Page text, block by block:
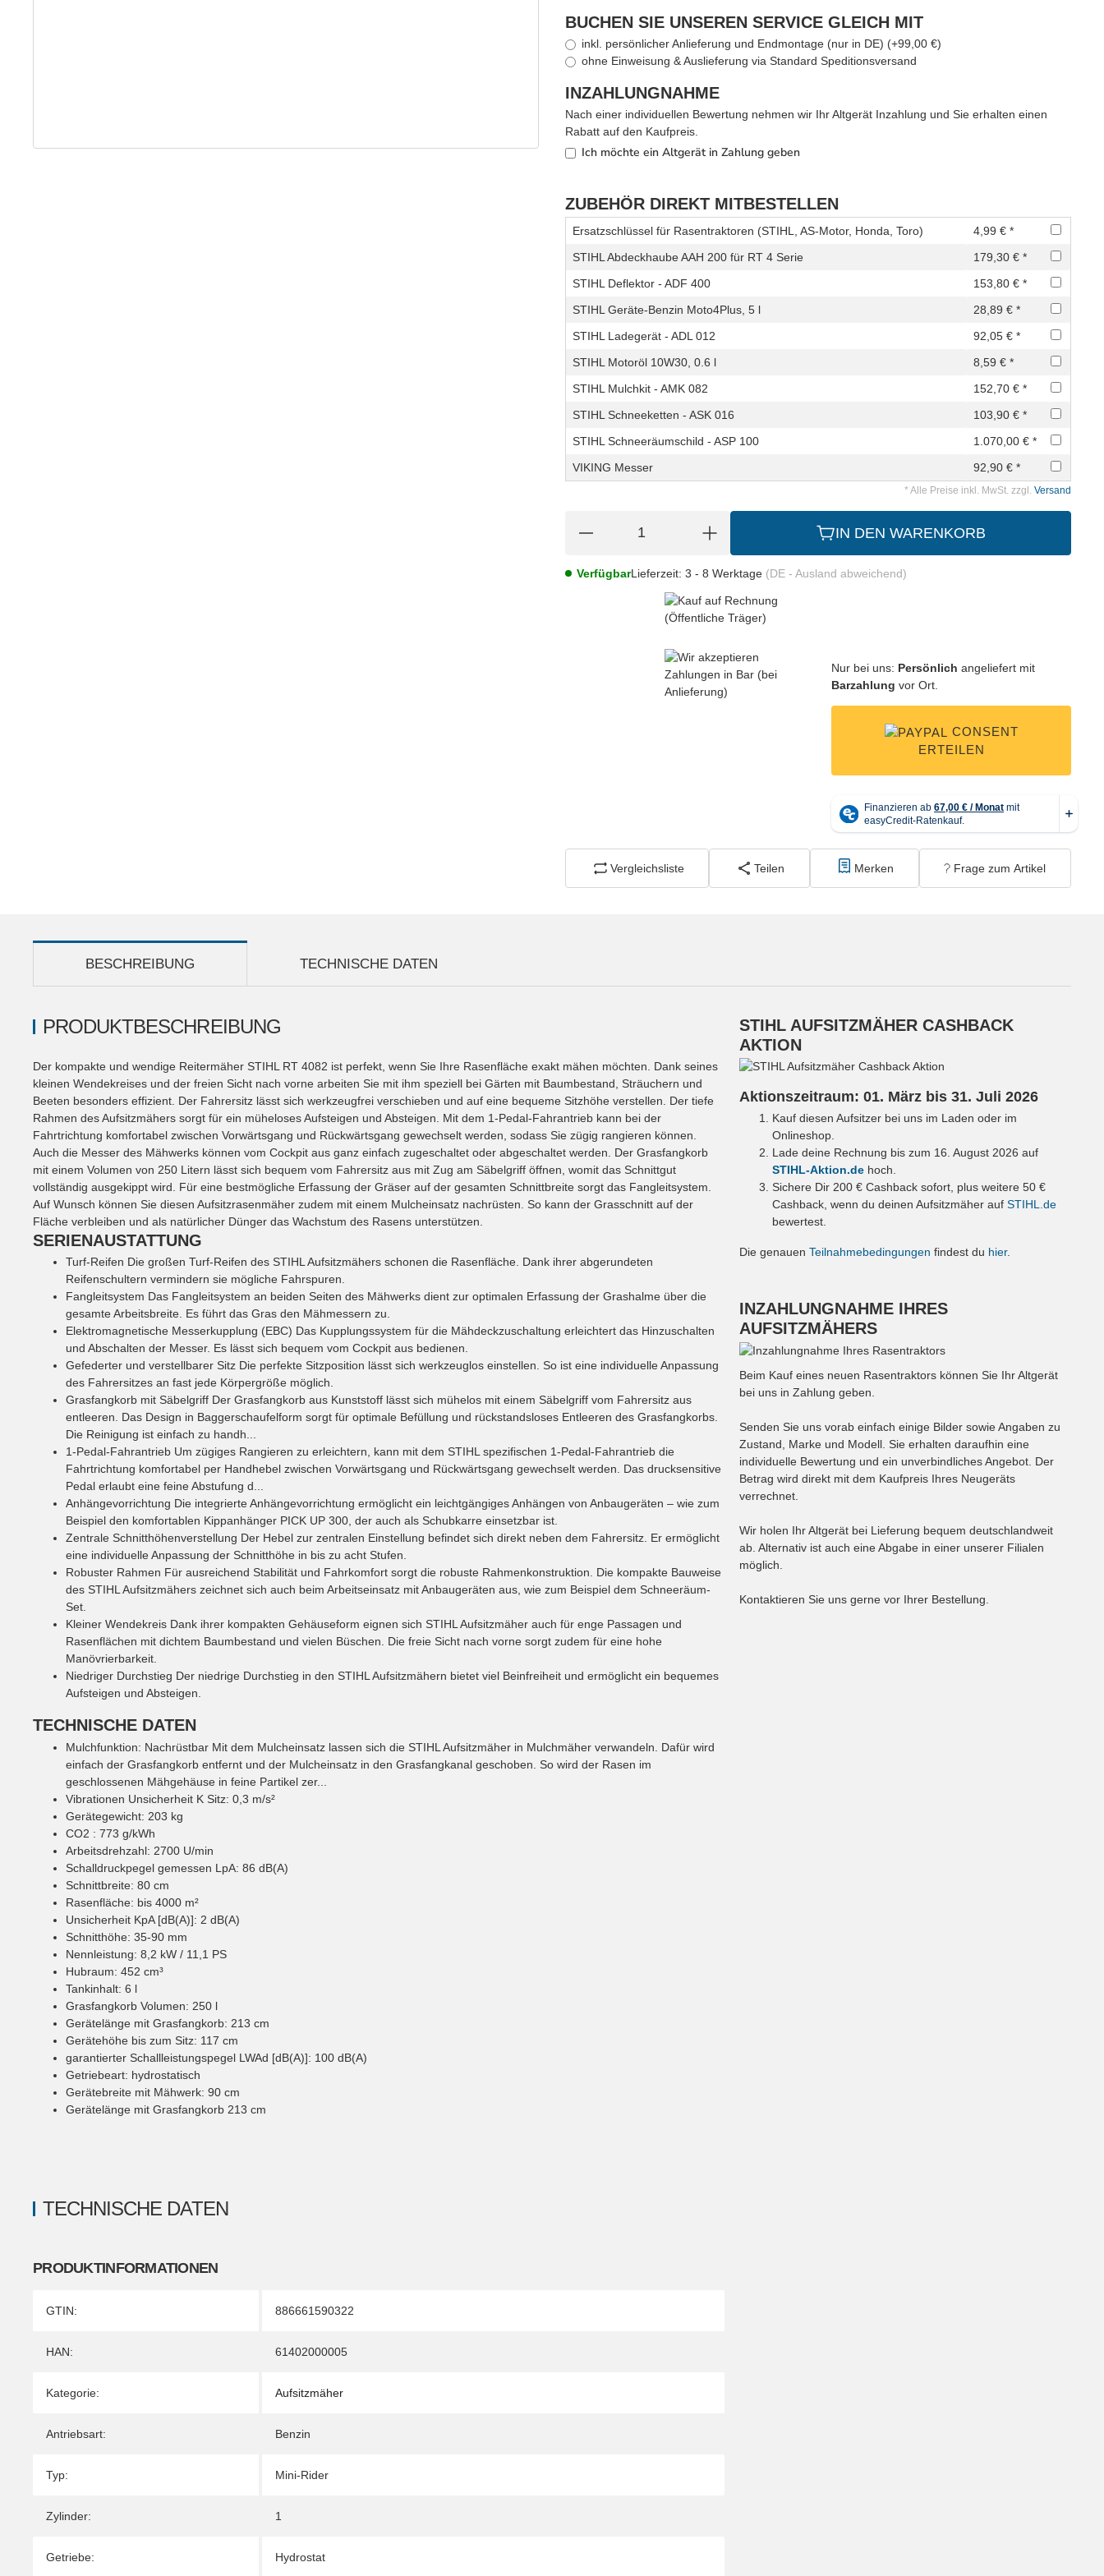
BUCHEN SIE UNSEREN SERVICE GLEICH MIT
inkl. persönlicher Anlieferung und Endmontage (nur in DE) (+99,00 €)
ohne Einweisung & Auslieferung via Standard Speditionsversand
INZAHLUNGNAHME
Nach einer individuellen Bewertung nehmen wir Ihr Altgerät Inzahlung und Sie erhalten einen
Rabatt auf den Kaufpreis.
Ich möchte ein Altgerät in Zahlung geben
ZUBEHÖR DIREKT MITBESTELLEN
Ersatzschlüssel für Rasentraktoren (STIHL, AS-Motor, Honda, Toro)
4,99 € *
STIHL Abdeckhaube AAH 200 für RT 4 Serie
179,30 € *
STIHL Deflektor - ADF 400
153,80 € *
STIHL Geräte-Benzin Moto4Plus, 5 l
28,89 € *
STIHL Ladegerät - ADL 012
92,05 € *
STIHL Motoröl 10W30, 0.6 l
8,59 € *
STIHL Mulchkit - AMK 082
152,70 € *
STIHL Schneeketten - ASK 016
103,90 € *
STIHL Schneeräumschild - ASP 100
1.070,00 € *
VIKING Messer
92,90 € *
* Alle Preise inkl. MwSt. zzgl. Versand
IN DEN WARENKORB
VerfügbarLieferzeit: 3 - 8 Werktage (DE - Ausland abweichend)
Nur bei uns: Persönlich angeliefert mit
Barzahlung vor Ort.
CONSENT
ERTEILEN
Vergleichsliste Teilen Merken Frage zum Artikel
TECHNISCHE DATEN
BESCHREIBUNG
TECHNISCHE DATEN
PRODUKTINFORMATIONEN
Produkteigenschaft
Wert
GTIN: 886661590322
HAN: 61402000005
Kategorie: Aufsitzmäher
Antriebsart: Benzin
Typ: Mini-Rider
Zylinder: 1
Getriebe: Hydrostat
PRODUKTBESCHREIBUNG
Der kompakte und wendige Reitermäher STIHL RT 4082 ist perfekt, wenn Sie Ihre Rasenfläche exakt mähen möchten. Dank seines
kleinen Wendekreises und der freien Sicht nach vorne arbeiten Sie mit ihm speziell bei Gärten mit Baumbestand, Sträuchern und
Beeten besonders effizient. Der Fahrersitz lässt sich werkzeugfrei verschieben und auf eine bequeme Sitzhöhe verstellen. Der tiefe
Rahmen des Aufsitzmähers sorgt für ein müheloses Aufsteigen und Absteigen. Mit dem 1-Pedal-Fahrantrieb kann bei der
Fahrtrichtung komfortabel zwischen Vorwärtsgang und Rückwärtsgang gewechselt werden, sodass Sie zügig rangieren können.
Auch die Messer des Mähwerks können vom Cockpit aus ganz einfach zugeschaltet oder abgeschaltet werden. Der Grasfangkorb
mit einem Volumen von 250 Litern lässt sich bequem vom Fahrersitz aus mit Zug am Säbelgriff öffnen, womit das Schnittgut
vollständig ausgekippt wird. Für eine bestmögliche Erfassung der Gräser auf der gesamten Schnittbreite sorgt das Fangleitsystem.
Auf Wunsch können Sie diesen Aufsitzrasenmäher zudem mit einem Mulcheinsatz nachrüsten. So kann der Grasschnitt auf der
Fläche verbleiben und als natürlicher Dünger das Wachstum des Rasens unterstützen.
SERIENAUSTATTUNG
Turf-Reifen Die großen Turf-Reifen des STIHL Aufsitzmähers schonen die Rasenfläche. Dank ihrer abgerundeten
Reifenschultern vermindern sie mögliche Fahrspuren.
Fangleitsystem Das Fangleitsystem an beiden Seiten des Mähwerks dient zur optimalen Erfassung der Grashalme über die
gesamte Arbeitsbreite. Es führt das Gras den Mähmessern zu.
Elektromagnetische Messerkupplung (EBC) Das Kupplungssystem für die Mähdeckzuschaltung erleichtert das Hinzuschalten
und Abschalten der Messer. Es lässt sich bequem vom Cockpit aus bedienen.
Gefederter und verstellbarer Sitz Die perfekte Sitzposition lässt sich werkzeuglos einstellen. So ist eine individuelle Anpassung
des Fahrersitzes an fast jede Körpergröße möglich.
Grasfangkorb mit Säbelgriff Der Grasfangkorb aus Kunststoff lässt sich mühelos mit einem Säbelgriff vom Fahrersitz aus
entleeren. Das Design in Baggerschaufelform sorgt für optimale Befüllung und rückstandsloses Entleeren des Grasfangkorbs.
Die Reinigung ist einfach zu handh...
1-Pedal-Fahrantrieb Um zügiges Rangieren zu erleichtern, kann mit dem STIHL spezifischen 1-Pedal-Fahrantrieb die
Fahrtrichtung komfortabel per Handhebel zwischen Vorwärtsgang und Rückwärtsgang gewechselt werden. Das drucksensitive
Pedal erlaubt eine feine Abstufung d...
Anhängevorrichtung Die integrierte Anhängevorrichtung ermöglicht ein leichtgängiges Anhängen von Anbaugeräten – wie zum
Beispiel den komfortablen Kippanhänger PICK UP 300, der auch als Schubkarre einsetzbar ist.
Zentrale Schnitthöhenverstellung Der Hebel zur zentralen Einstellung befindet sich direkt neben dem Fahrersitz. Er ermöglicht
eine individuelle Anpassung der Schnitthöhe in bis zu acht Stufen.
Robuster Rahmen Für ausreichend Stabilität und Fahrkomfort sorgt die robuste Rahmenkonstruktion. Die kompakte Bauweise
des STIHL Aufsitzmähers zeichnet sich auch beim Arbeitseinsatz mit Anbaugeräten aus, wie zum Beispiel dem Schneeräum-
Set.
Kleiner Wendekreis Dank ihrer kompakten Gehäuseform eignen sich STIHL Aufsitzmäher auch für enge Passagen und
Rasenflächen mit dichtem Baumbestand und vielen Büschen. Die freie Sicht nach vorne sorgt zudem für eine hohe
Manövrierbarkeit.
Niedriger Durchstieg Der niedrige Durchstieg in den STIHL Aufsitzmähern bietet viel Beinfreiheit und ermöglicht ein bequemes
Aufsteigen und Absteigen.
TECHNISCHE DATEN
Mulchfunktion: Nachrüstbar Mit dem Mulcheinsatz lassen sich die STIHL Aufsitzmäher in Mulchmäher verwandeln. Dafür wird
einfach der Grasfangkorb entfernt und der Mulcheinsatz in den Grasfangkanal geschoben. So wird der Rasen im
geschlossenen Mähgehäuse in feine Partikel zer...
Vibrationen Unsicherheit K Sitz: 0,3 m/s²
Gerätegewicht: 203 kg
CO2 : 773 g/kWh
Arbeitsdrehzahl: 2700 U/min
Schalldruckpegel gemessen LpA: 86 dB(A)
Schnittbreite: 80 cm
Rasenfläche: bis 4000 m²
Unsicherheit KpA [dB(A)]: 2 dB(A)
Schnitthöhe: 35-90 mm
Nennleistung: 8,2 kW / 11,1 PS
Hubraum: 452 cm³
Tankinhalt: 6 l
Grasfangkorb Volumen: 250 l
Gerätelänge mit Grasfangkorb: 213 cm
Gerätehöhe bis zum Sitz: 117 cm
garantierter Schallleistungspegel LWAd [dB(A)]: 100 dB(A)
Getriebeart: hydrostatisch
Gerätebreite mit Mähwerk: 90 cm
Gerätelänge mit Grasfangkorb 213 cm
STIHL AUFSITZMÄHER CASHBACK
AKTION
Aktionszeitraum: 01. März bis 31. Juli 2026
Kauf diesen Aufsitzer bei uns im Laden oder im
Onlineshop.
Lade deine Rechnung bis zum 16. August 2026 auf
STIHL-Aktion.dehoch.
Sichere Dir 200 € Cashback sofort, plus weitere 50 €
Cashback, wenn du deinen Aufsitzmäher auf STIHL.de
bewertest.
Die genauen Teilnahmebedingungen findest du hier.
INZAHLUNGNAHME IHRES
AUFSITZMÄHERS
Beim Kauf eines neuen Rasentraktors können Sie Ihr Altgerät
bei uns in Zahlung geben.
Senden Sie uns vorab einfach einige Bilder sowie Angaben zu
Zustand, Marke und Modell. Sie erhalten daraufhin eine
individuelle Bewertung und ein unverbindliches Angebot. Der
Betrag wird direkt mit dem Kaufpreis Ihres Neugeräts
verrechnet.
Wir holen Ihr Altgerät bei Lieferung bequem deutschlandweit
ab. Alternativ ist auch eine Abgabe in einer unserer Filialen
möglich.
Kontaktieren Sie uns gerne vor Ihrer Bestellung.